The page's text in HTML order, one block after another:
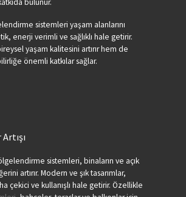
bulunur.
sistemleri yaşam alanlarını
enerji verimli ve sağlıklı hale getirir.
yaşam kalitesini artırır hem de
önemli katkılar sağlar.
sistemleri, binaların ve açık
artırır. Modern ve şık tasarımlar,
çekici ve kullanışlı hale getirir. Özellikle